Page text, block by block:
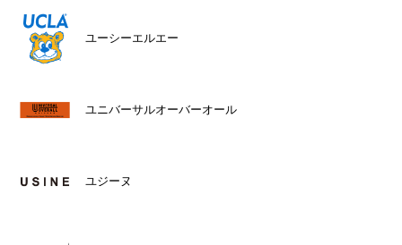
ユーシーエルエー
ユニバーサルオーバーオール
ユジーヌ